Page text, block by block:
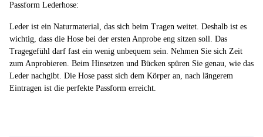
Passform Lederhose:
Leder ist ein Naturmaterial, das sich beim Tragen weitet. Deshalb ist es
wichtig, dass die Hose bei der ersten Anprobe eng sitzen soll. Das
Tragegefühl darf fast ein wenig unbequem sein. Nehmen Sie sich Zeit
zum Anprobieren. Beim Hinsetzen und Bücken spüren Sie genau, wie das
Leder nachgibt. Die Hose passt sich dem Körper an, nach längerem
Eintragen ist die perfekte Passform erreicht.